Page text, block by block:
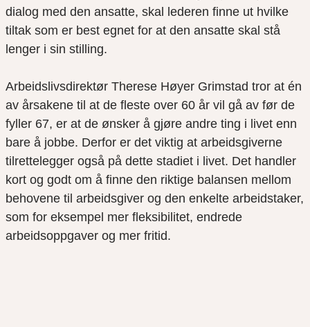
dialog med den ansatte, skal lederen finne ut hvilke
tiltak som er best egnet for at den ansatte skal stå
lenger i sin stilling.
Arbeidslivsdirektør Therese Høyer Grimstad tror at én
av årsakene til at de fleste over 60 år vil gå av før de
fyller 67, er at de ønsker å gjøre andre ting i livet enn
bare å jobbe. Derfor er det viktig at arbeidsgiverne
tilrettelegger også på dette stadiet i livet. Det handler
kort og godt om å finne den riktige balansen mellom
behovene til arbeidsgiver og den enkelte arbeidstaker,
som for eksempel mer fleksibilitet, endrede
arbeidsoppgaver og mer fritid.